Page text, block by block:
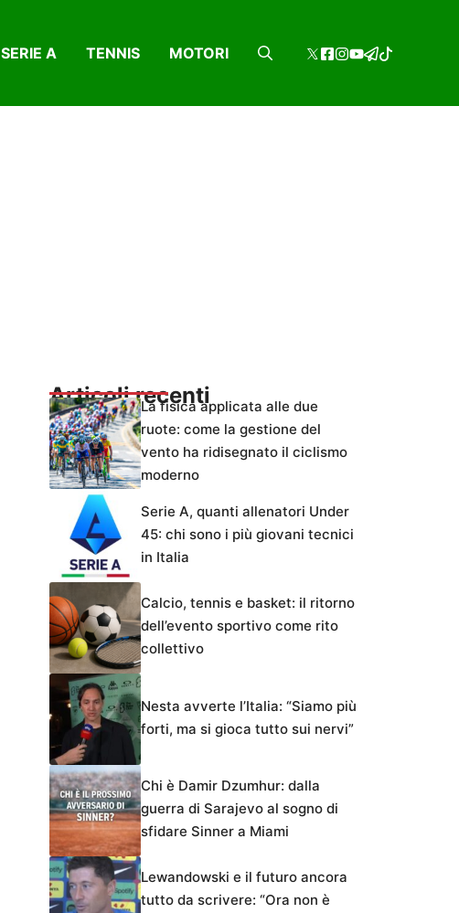
SERIE A TENNIS MOTORI
Articoli recentiLa fisica applicata alle due
ruote: come la gestione del
vento ha ridisegnato il ciclismo
moderno
Serie A, quanti allenatori Under
45: chi sono i più giovani tecnici
in Italia
Calcio, tennis e basket: il ritorno
dell’evento sportivo come rito
collettivo
Nesta avverte l’Italia: “Siamo più
forti, ma si gioca tutto sui nervi”
Chi è Damir Dzumhur: dalla
guerra di Sarajevo al sogno di
sfidare Sinner a Miami
Lewandowski e il futuro ancora
tutto da scrivere: “Ora non è